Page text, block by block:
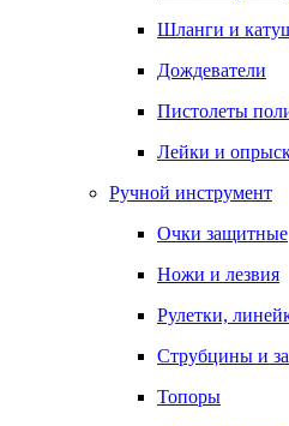
Шланги и
Дождеватели
Пистолеты
Лейки и
Ручной инструмент
Очки защитные
Ножи и лезвия
Рулетки,
Струбцины и
Топоры